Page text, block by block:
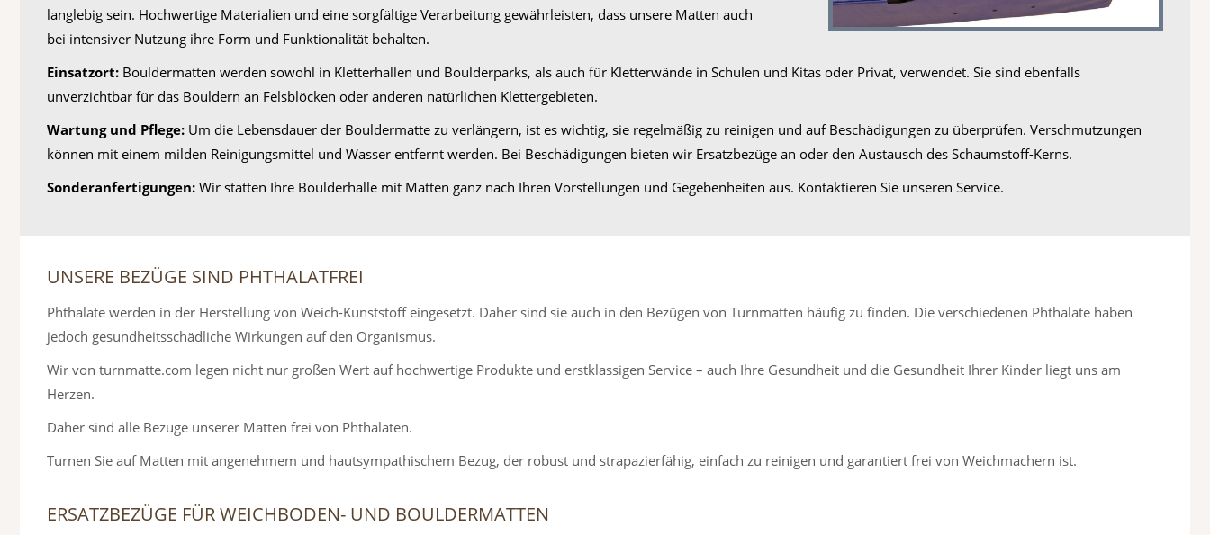
langlebig sein. Hochwertige Materialien und eine sorgfältige Verarbeitung gewährleisten, dass unsere Matten auch
bei intensiver Nutzung ihre Form und Funktionalität behalten.
Einsatzort: Bouldermatten werden sowohl in Kletterhallen und Boulderparks, als auch für Kletterwände in Schulen und Kitas oder Privat, verwendet. Sie sind ebenfalls
unverzichtbar für das Bouldern an Felsblöcken oder anderen natürlichen Klettergebieten.
Wartung und Pflege: Um die Lebensdauer der Bouldermatte zu verlängern, ist es wichtig, sie regelmäßig zu reinigen und auf Beschädigungen zu überprüfen. Verschmutzungen
können mit einem milden Reinigungsmittel und Wasser entfernt werden. Bei Beschädigungen bieten wir Ersatzbezüge an oder den Austausch des Schaumstoff-Kerns.
Sonderanfertigungen: Wir statten Ihre Boulderhalle mit Matten ganz nach Ihren Vorstellungen und Gegebenheiten aus. Kontaktieren Sie unseren Service.
UNSERE BEZÜGE SIND PHTHALATFREI
Phthalate werden in der Herstellung von Weich-Kunststoff eingesetzt. Daher sind sie auch in den Bezügen von Turnmatten häufig zu finden. Die verschiedenen Phthalate haben
jedoch gesundheitsschädliche Wirkungen auf den Organismus.
Wir von turnmatte.com legen nicht nur großen Wert auf hochwertige Produkte und erstklassigen Service – auch Ihre Gesundheit und die Gesundheit Ihrer Kinder liegt uns am
Herzen.
Daher sind alle Bezüge unserer Matten frei von Phthalaten.
Turnen Sie auf Matten mit angenehmem und hautsympathischem Bezug, der robust und strapazierfähig, einfach zu reinigen und garantiert frei von Weichmachern ist.
ERSATZBEZÜGE FÜR WEICHBODEN- UND BOULDERMATTEN